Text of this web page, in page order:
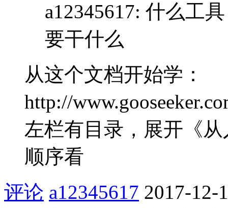
a12345617: 什么工
要干什么
从这个文档开始学：
http://
左栏有目录，展开《
顺序看
评论 a12345617 2017-12-